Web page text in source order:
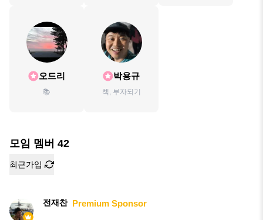
오드리
📚
박용규
책, 부자되기
모임 멤버 42
최근가입
전재찬 Premium Sponsor